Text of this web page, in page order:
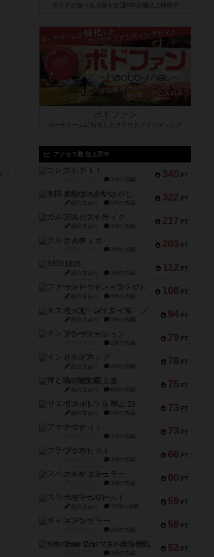
ボドゲが遊べる店舗を全国500店舗以上掲載中
ボドファン
ボードゲームに特化したクラウドファンディング
アクセス数 急上昇中
340 PT
コレクト！
1件の投稿
322 PT
無限まちがいさがし
紹介文あり 2件の投稿
217 PT
ガルフストライク
紹介文あり 1件の投稿
203 PT
クルティボ
1件の投稿
112 PT
1809
紹介文あり 1件の投稿
108 PT
ファースト・イン・フライト
紹介文あり 3件の投稿
94 PT
モズビ－ズ・レイダ－ズ
紹介文あり 1件の投稿
79 PT
テンプテーション
2件の投稿
78 PT
インドネシア
紹介文あり 2件の投稿
75 PT
宵と暁の呪文書
紹介文あり 8件の投稿
73 PT
リスボン・トラム 28
紹介文あり 9件の投稿
73 PT
アマナイト
1件の投稿
66 PT
ブラヴェスト
1件の投稿
60 PT
スペクタキュラー
1件の投稿
59 PT
スモールワールド
紹介文あり 13件の投稿
58 PT
ギャンブラー
2件の投稿
52 PT
Bitter End ブタペスト救出作戦
1件の投稿